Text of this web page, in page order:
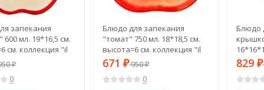
запекания
600 мл. 19*16,5 см.
см. коллекция "il
(490-327)
₽
0
Блюдо для запекания
"томат" 750 мл. 18*18,5 см.
высота=6 см. коллекция "il
raccolto" Agness (490-328)
671₽950₽
0
Блюдо
829 ₽